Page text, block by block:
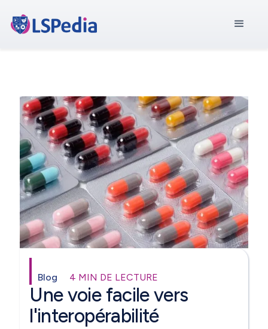
Blog 4 MIN DE LECTURE
Une voie facile vers
l'interopérabilité